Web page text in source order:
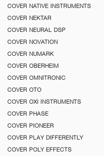
COVER NATIVE INSTRUMENTS
COVER NEKTAR
COVER NEURAL DSP
COVER NOVATION
COVER NUMARK
COVER OBERHEIM
COVER OMNITRONIC
COVER OTO
COVER OXI INSTRUMENTS
COVER PHASE
COVER PIONEER
COVER PLAY DIFFERENTLY
COVER POLY EFFECTS